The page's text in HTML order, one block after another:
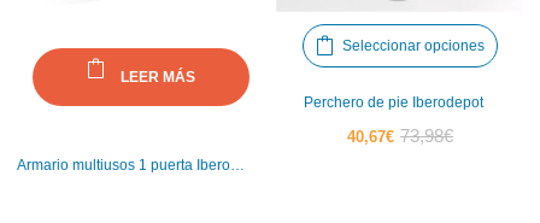
LEER MÁS
Seleccionar opciones
Este
Perchero de pie Iberodepot
40,67€El73,98€El